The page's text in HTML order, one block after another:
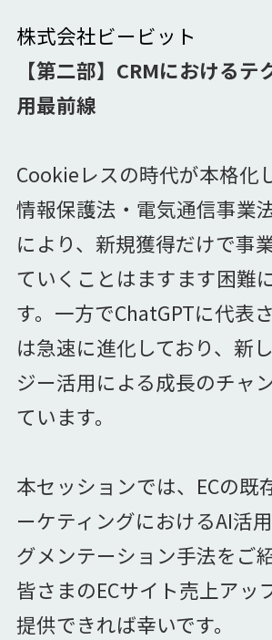
株式会社ビービット
【第二部】CRMにおけるテ
用最前線
Cookieレスの時代が本格化
情報保護法・電気通信事業
により、新規獲得だけで事
ていくことはますます困難
す。一方でChatGPTに代表
は急速に進化しており、新
ジー活用による成長のチャ
ています。
本セッションでは、ECの既
ーケティングにおけるAI活
グメンテーション手法をご
皆さまのECサイト売上アッ
提供できれば幸いです。